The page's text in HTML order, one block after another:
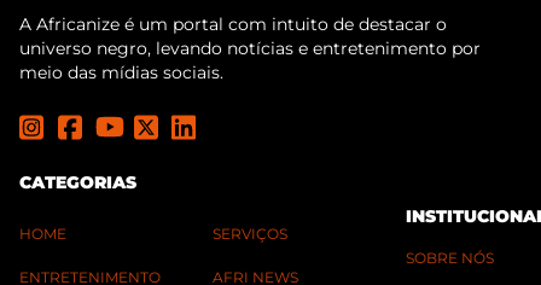
A Africanize é um portal com intuito de destacar o
universo negro, levando notícias e entretenimento por
meio das mídias sociais.
CATEGORIAS
HOME
ENTRETENIMENTO
SERVIÇOS
AFRI NEWS
SOBRE NÓS